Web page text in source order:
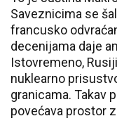
Saveznicima se
francusko
decenijama daje
Istovremeno,
nuklearno
granicama. Takav
povećava prostor